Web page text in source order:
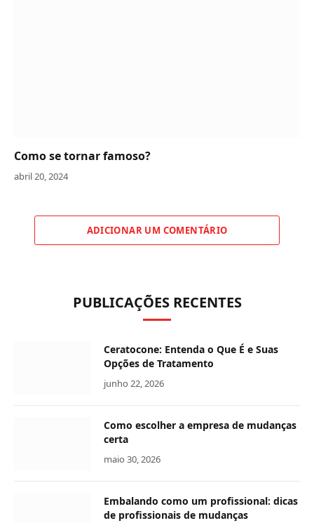
Como se tornar famoso?
abril 20, 2024
ADICIONAR UM COMENTÁRIO
PUBLICAÇÕES RECENTES
Ceratocone: Entenda o Que É e Suas
Opções de Tratamento
junho 22, 2026
Como escolher a empresa de mudanças
certa
maio 30, 2026
Embalando como um profissional: dicas
de profissionais de mudanças